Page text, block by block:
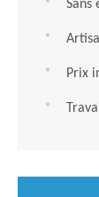
Sans
Prix